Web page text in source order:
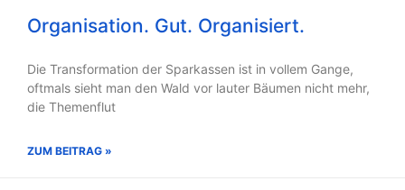
Organisation. Gut. Organisiert.
Die Transformation der Sparkassen ist in vollem Gange,
oftmals sieht man den Wald vor lauter Bäumen nicht mehr,
die Themenflut
ZUM BEITRAG »